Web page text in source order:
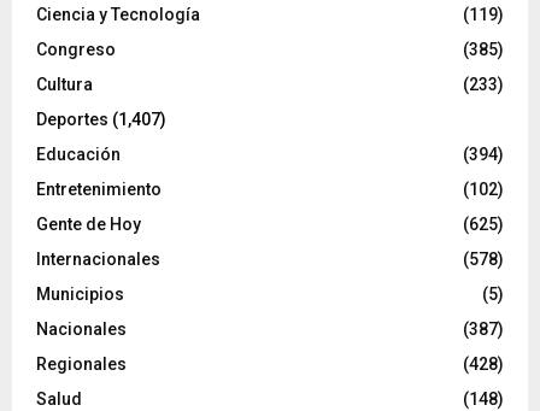
Ciencia y Tecnología
(119)
Congreso
(385)
Cultura
(233)
Deportes (1,407)
Educación
(394)
Entretenimiento
(102)
Gente de Hoy
(625)
Internacionales
(578)
Municipios
(5)
Nacionales
(387)
Regionales
(428)
Salud
(148)